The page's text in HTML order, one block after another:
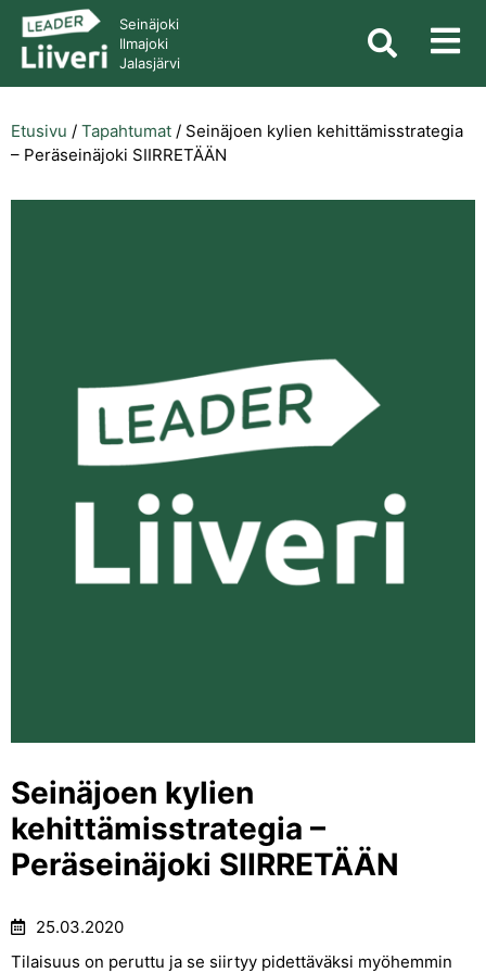
Seinäjoki
Ilmajoki
Jalasjärvi
Etusivu / Tapahtumat / Seinäjoen kylien kehittämisstrategia
– Peräseinäjoki SIIRRETÄÄN
Seinäjoen kylien
kehittämisstrategia –
Peräseinäjoki SIIRRETÄÄN
25.03.2020
Tilaisuus on peruttu ja se siirtyy pidettäväksi myöhemmin